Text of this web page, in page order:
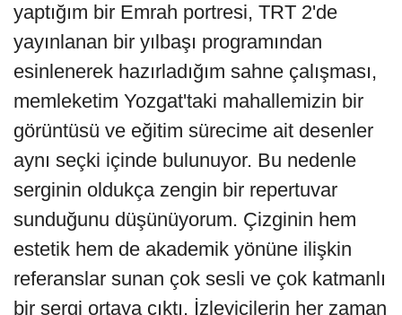
yaptığım bir Emrah portresi, TRT 2'de
yayınlanan bir yılbaşı programından
esinlenerek hazırladığım sahne çalışması,
memleketim Yozgat'taki mahallemizin bir
görüntüsü ve eğitim sürecime ait desenler
aynı seçki içinde bulunuyor. Bu nedenle
serginin oldukça zengin bir repertuvar
sunduğunu düşünüyorum. Çizginin hem
estetik hem de akademik yönüne ilişkin
referanslar sunan çok sesli ve çok katmanlı
bir sergi ortaya çıktı. İzleyicilerin her zaman